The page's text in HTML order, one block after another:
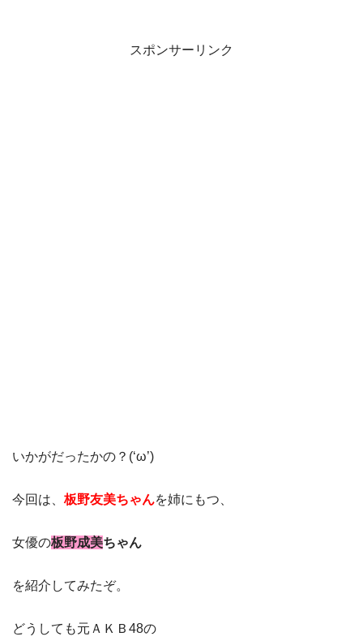
スポンサーリンク
いかがだったかの？(‘ω’)
今回は、 板野友美ちゃんを姉にもつ、
女優の板野成美ちゃん
を紹介してみたぞ。
どうしても元ＡＫＢ48の